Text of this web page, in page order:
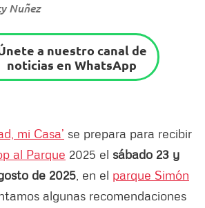
Nuñez
a nuestro canal de
noticias en WhatsApp
mi Casa’ se prepara para recibir
al Parque 2025 el sábado 23 y
de 2025 , en el parque Simón
algunas recomendaciones